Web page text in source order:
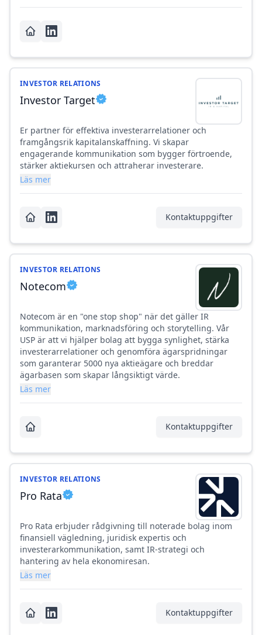
INVESTOR RELATIONS
Investor Target
Er partner för effektiva investerarrelationer och
framgångsrik kapitalanskaffning. Vi skapar
engagerande kommunikation som bygger förtroende,
stärker aktiekursen och attraherar investerare.
Läs mer
Kontaktuppgifter
INVESTOR RELATIONS
Notecom
Notecom är en "one stop shop" när det gäller IR
kommunikation, marknadsföring och storytelling. Vår
USP är att vi hjälper bolag att bygga synlighet, stärka
investerarrelationer och genomföra ägarspridningar
som garanterar 5000 nya aktieägare och breddar
ägarbasen som skapar långsiktigt värde.
Läs mer
Kontaktuppgifter
INVESTOR RELATIONS
Pro Rata
Pro Rata erbjuder rådgivning till noterade bolag inom
finansiell vägledning, juridisk expertis och
investerarkommunikation, samt IR-strategi och
hantering av hela ekonomiresan.
Läs mer
Kontaktuppgifter